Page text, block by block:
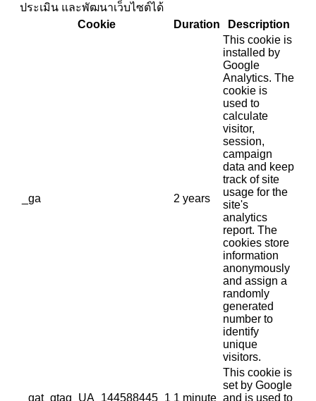
ประเมิน และพัฒนาเว็บไซต์ได้
Cookie
Duration Description
_ga 2 years
This cookie is
installed by
Google
Analytics. The
cookie is
used to
calculate
visitor,
session,
campaign
data and keep
track of site
usage for the
site's
analytics
report. The
cookies store
information
anonymously
and assign a
randomly
generated
number to
identify
unique
visitors.
_gat_gtag_UA_144588445_1 1 minute
This cookie is
set by Google
and is used to